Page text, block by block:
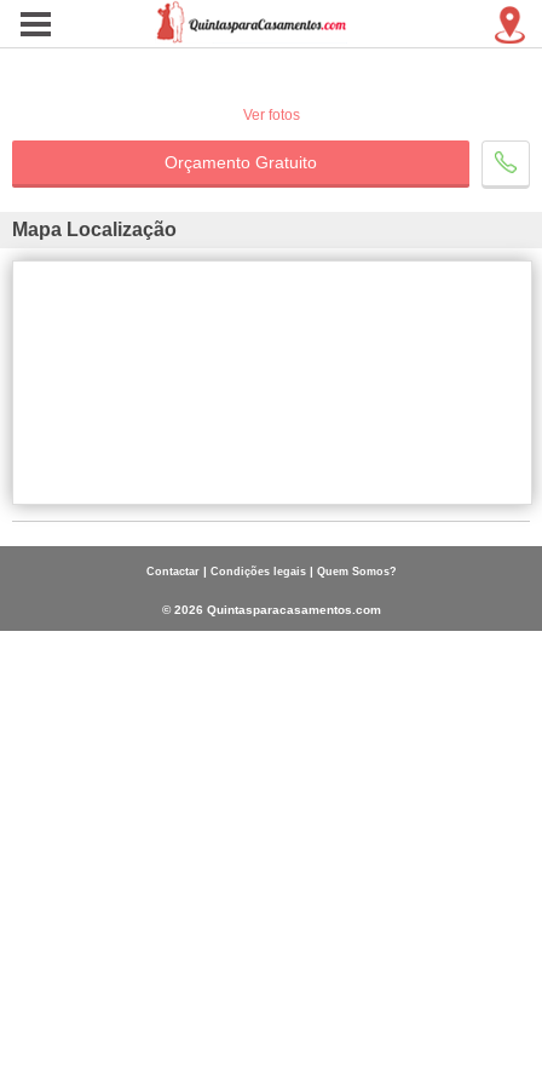
Ver fotos
Orçamento Gratuito
Mapa Localização
Contactar| Condições legais| Quem Somos?
© 2026 Quintasparacasamentos.com